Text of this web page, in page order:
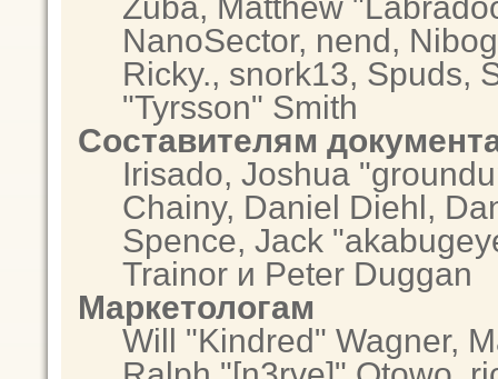
NanoSector, nend,
Ricky., snork13, Spuds,
"Tyrsson" Smith
Составителям
Irisado, Joshua
Chainy, Daniel Diehl,
Spence, Jack
Trainor и Peter Duggan
Маркетологам
Will "Kindred" Wagner,